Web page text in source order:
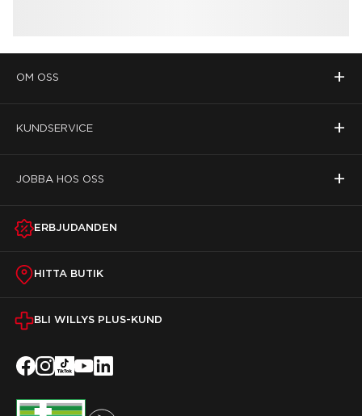
OM OSS +
KUNDSERVICE +
JOBBA HOS OSS +
ERBJUDANDEN
HITTA BUTIK
BLI WILLYS PLUS-KUND